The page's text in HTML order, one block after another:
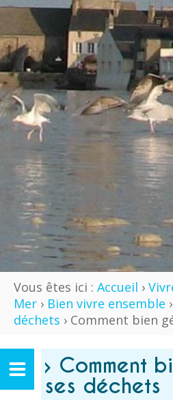
Vous êtes ici : Accueil ›
Mer › Bien vivre ensemble ›
déchets › Comment bien
› Comment
ses déchets